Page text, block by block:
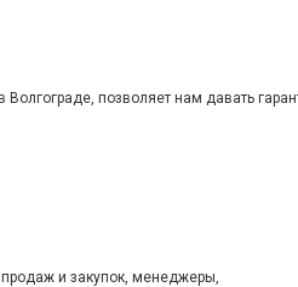
Волгограде, позволяет нам давать
и закупок, менеджеры,